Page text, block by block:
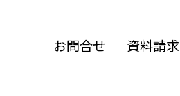
お問合せ 資料請求